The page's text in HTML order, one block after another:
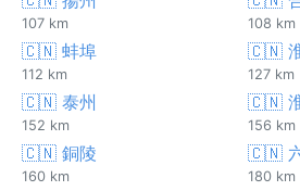
107 km 108 km
🇨🇳 蚌埠
112 km
🇨🇳
127 km
🇨🇳 泰州
152 km
🇨🇳
156 km
🇨🇳 銅陵
160 km
🇨🇳
180 km